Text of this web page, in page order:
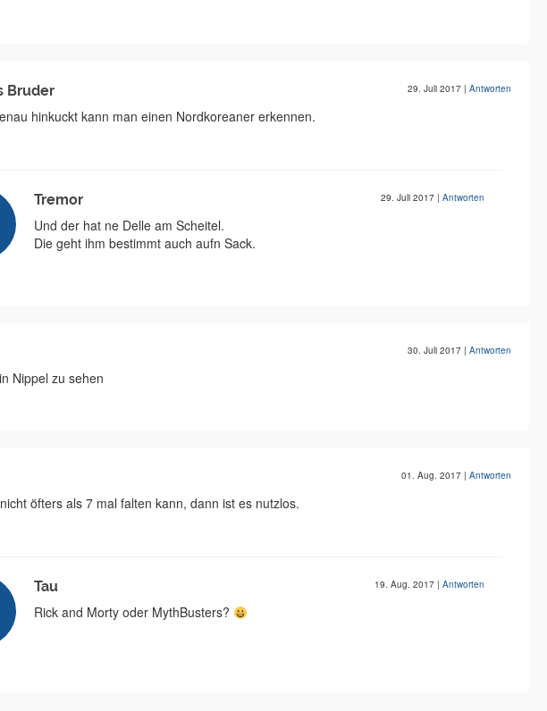
Bruder 29. Juli 2017 | Antworten
hinkuckt kann man einen Nordkoreaner erkennen.
Tremor 29. Juli 2017 | Antworten
Und der hat ne Delle am Scheitel.
Die geht ihm bestimmt auch aufn Sack.
30. Juli 2017 | Antworten
Nippel zu sehen
01. Aug. 2017 | Antworten
öfters als 7 mal falten kann, dann ist es nutzlos.
Tau 19. Aug. 2017 | Antworten
Rick and Morty oder MythBusters?